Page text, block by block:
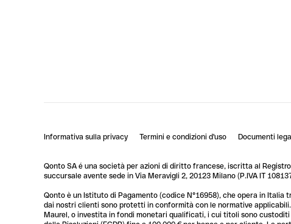
Informativa sulla privacy Termini e condizioni d'uso Documenti
Qonto SA é una società per azioni di diritto francese, iscritta al
succursale avente sede in Via Meravigli 2, 20123 Milano (P.IVA IT
Qonto è un Istituto di Pagamento (codice N°16958), che opera in
dai nostri clienti sono protetti in conformità con le normative
Maurel, o investita in fondi monetari qualificati, i cui titoli sono